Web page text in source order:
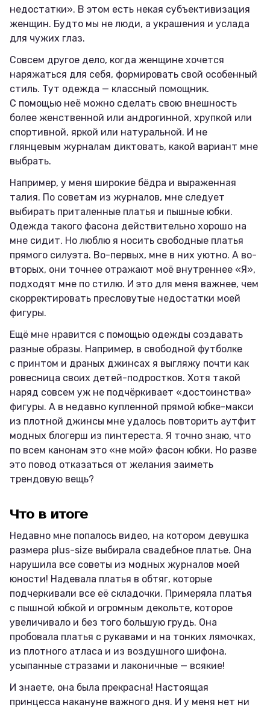
недостатки». В этом есть некая субъективизация
женщин. Будто мы не люди, а украшения и услада
для чужих глаз.
Совсем другое дело, когда женщине хочется
наряжаться для себя, формировать свой особенный
стиль. Тут одежда — классный помощник.
С помощью неё можно сделать свою внешность
более женственной или андрогинной, хрупкой или
спортивной, яркой или натуральной. И не
глянцевым журналам диктовать, какой вариант мне
выбрать.
Например, у меня широкие бёдра и выраженная
талия. По советам из журналов, мне следует
выбирать приталенные платья и пышные юбки.
Одежда такого фасона действительно хорошо на
мне сидит. Но люблю я носить свободные платья
прямого силуэта. Во-первых, мне в них уютно. А во-
вторых, они точнее отражают моё внутреннее «Я»,
подходят мне по стилю. И это для меня важнее, чем
скорректировать пресловутые недостатки моей
фигуры.
Ещё мне нравится с помощью одежды создавать
разные образы. Например, в свободной футболке
с принтом и драных джинсах я выгляжу почти как
ровесница своих детей-подростков. Хотя такой
наряд совсем уж не подчёркивает «достоинства»
фигуры. А в недавно купленной прямой юбке-макси
из плотной джинсы мне удалось повторить аутфит
модных блогерш из пинтереста. Я точно знаю, что
по всем канонам это «не мой» фасон юбки. Но разве
это повод отказаться от желания заиметь
трендовую вещь?
Что в итоге
Недавно мне попалось видео, на котором девушка
размера plus-size выбирала свадебное платье. Она
нарушила все советы из модных журналов моей
юности! Надевала платья в обтяг, которые
подчеркивали все её складочки. Примеряла платья
с пышной юбкой и огромным декольте, которое
увеличивало и без того большую грудь. Она
пробовала платья с рукавами и на тонких лямочках,
из плотного атласа и из воздушного шифона,
усыпанные стразами и лаконичные — всякие!
И знаете, она была прекрасна! Настоящая
принцесса накануне важного дня. И у меня нет ни